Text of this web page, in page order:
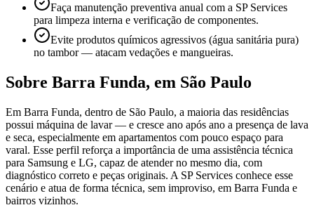
Faça manutenção preventiva anual com a SP Services
para limpeza interna e verificação de componentes.
Evite produtos químicos agressivos (água sanitária pura)
no tambor — atacam vedações e mangueiras.
Sobre Barra Funda, em São Paulo
Em Barra Funda, dentro de São Paulo, a maioria das residências
possui máquina de lavar — e cresce ano após ano a presença de lava
e seca, especialmente em apartamentos com pouco espaço para
varal. Esse perfil reforça a importância de uma assistência técnica
para Samsung e LG, capaz de atender no mesmo dia, com
diagnóstico correto e peças originais. A SP Services conhece esse
cenário e atua de forma técnica, sem improviso, em Barra Funda e
bairros vizinhos.